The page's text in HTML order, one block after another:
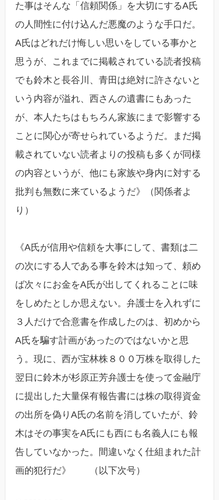
た事はそんな「信頼関係」を大切にするA氏
の人間性に付け込んだ悪魔のような手口だ。
A氏はどれだけ悔しい思いをしている事かと
思うが、これまでに掲載されている読者投稿
でも鈴木と長谷川、青田は絶対に許さないと
いう内容が溢れ、西さんの遺書にもあった
が、本人たちはもちろん家族にまで影響する
ことに関心が寄せられているようだ。まだ掲
載されていない読者よりの投稿も多くが同様
の内容というが、他にも家族や身内に対する
批判も無数に来ているようだ》（関係者よ
り）
《A氏が信用や信頼を大事にして、書類は二
の次にする人である事を鈴木は知って、頼め
ば次々にお金をA氏が出してくれることに味
をしめたとしか思えない。弁護士を入れずに
３人だけで合意書を作成したのは、初めから
A氏を騙す計画があったのではないかと思
う。現に、西が宝林株８００万株を取得した
翌日に鈴木が杉原正芳弁護士を使って金融庁
に提出した大量保有報告書には株の取得資金
の出所を偽りA氏の名前を消していたが、鈴
木はその事実をA氏にも西にも名義人にも報
告していなかった。間違いなく仕組まれた計
画的犯行だ》 （以下次号）